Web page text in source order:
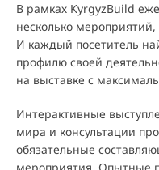
В рамках KyrgyzBuild
несколько
И каждый посетитель
профилю своей
на выставке с
Интерактивные
мира и консультации
обязательные